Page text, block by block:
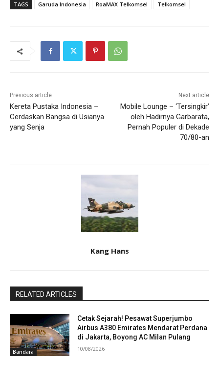
TAGS Garuda Indonesia RoaMAX Telkomsel Telkomsel
Previous article
Kereta Pustaka Indonesia –
Cerdaskan Bangsa di Usianya
yang Senja
Next article
Mobile Lounge – ‘Tersingkir’
oleh Hadirnya Garbarata,
Pernah Populer di Dekade
70/80-an
Kang Hans
RELATED ARTICLES
Bandara
Cetak Sejarah! Pesawat Superjumbo
Airbus A380 Emirates Mendarat Perdana
di Jakarta, Boyong AC Milan Pulang
10/08/2026